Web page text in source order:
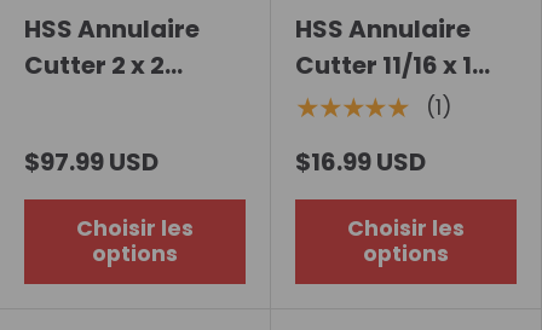
HSS Annulaire
Cutter 2 x 2
$97.99 USD
Choisir les
options
HSS Annulaire
Cutter 11/16 x 1
pouce
★★★★★ (1)
$16.99 USD
Choisir les
options